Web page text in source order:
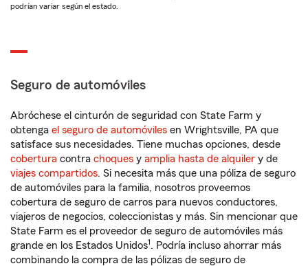
podrían variar según el estado.
Seguro de automóviles
Abróchese el cinturón de seguridad con State Farm y
obtenga el seguro de automóviles en Wrightsville, PA que
satisface sus necesidades. Tiene muchas opciones, desde
cobertura contra choques y amplia hasta de alquiler y de
viajes compartidos. Si necesita más que una póliza de seguro
de automóviles para la familia, nosotros proveemos
cobertura de seguro de carros para nuevos conductores,
viajeros de negocios, coleccionistas y más. Sin mencionar que
State Farm es el proveedor de seguro de automóviles más
grande en los Estados Unidos1. Podría incluso ahorrar más
combinando la compra de las pólizas de seguro de